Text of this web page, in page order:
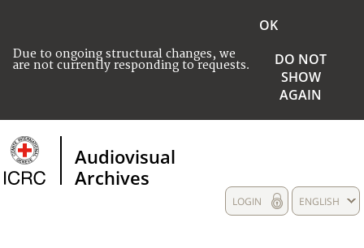
Due to ongoing structural changes, we
are not currently responding to requests.
OK
DO NOT
SHOW
AGAIN
Audiovisual
Archives
ENGLISH
LOGIN